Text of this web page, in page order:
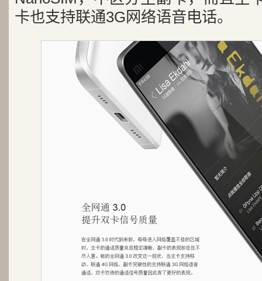
卡也支持联通3G网络语音电话。